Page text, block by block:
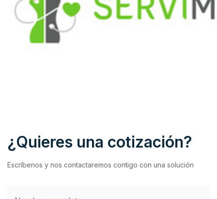
¿Quieres una cotización?
Escríbenos y nos contactaremos contigo con una solución